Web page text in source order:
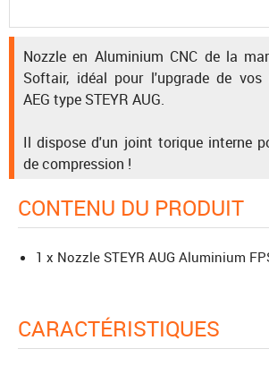
Nozzle en Aluminium CNC de la
Softair, idéal pour l'upgrade de vos
AEG type STEYR AUG.
Il dispose d'un joint torique interne
de compression !
CONTENU DU PRODUIT
1 x Nozzle STEYR AUG Aluminium
CARACTÉRISTIQUES